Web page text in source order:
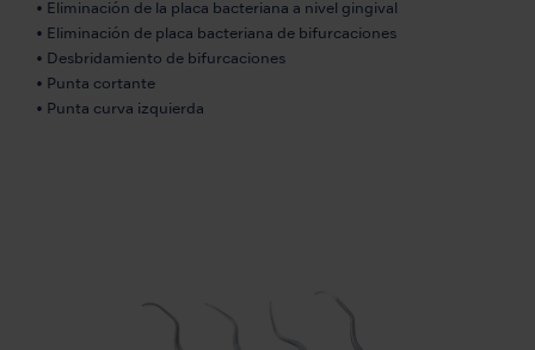
• Eliminación de la placa bacteriana a nivel gingival
• Eliminación de placa bacteriana de bifurcaciones
• Desbridamiento de bifurcaciones
• Punta cortante
• Punta curva izquierda